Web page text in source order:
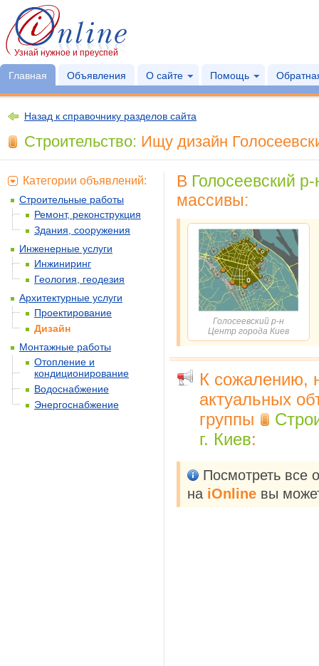
Узнай нужное и преуспей
Главная Объявления О сайте Помощь
Назад к справочнику разделов сайта
Строительство: Ищу дизайн
В Голосеевский р-
массивы:
Голосеевский р-н
Центр города Киев
К сожалению,
актуальных
группы
г. Киев:
Посмотреть все
на iOnline вы
Категории объявлений:
Строительные работы
Ремонт, реконструкция
Здания, сооружения
Инженерные услуги
Инжиниринг
Геология, геодезия
Архитектурные услуги
Проектирование
Дизайн
Монтажные работы
Отопление и
кондиционирование
Водоснабжение
Энергоснабжение